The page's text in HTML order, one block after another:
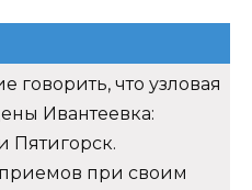
говорить, что узловая
Ивантеевка:
Пятигорск.
при своим